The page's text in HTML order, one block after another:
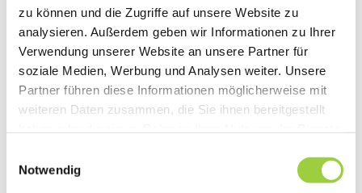
zu können und die Zugriffe auf unsere Website zu
analysieren. Außerdem geben wir Informationen zu Ihrer
Verwendung unserer Website an unsere Partner für
soziale Medien, Werbung und Analysen weiter. Unsere
Partner führen diese Informationen möglicherweise mit
weiteren Daten zusammen, die Sie ihnen bereitgestellt
Notwendig
das passende Angebot für Sie! Gerne
erwarten wir Ihre unverbindliche
Ferienwohnung-Anfrage und
beantworten offene Fragen &